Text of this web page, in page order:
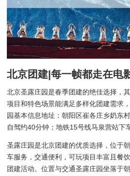
北京团建|每一帧都走在电
北京圣露庄园是春季团建的绝佳选择，
项目和特色场景能满足多样化团建需求
园基本信息地址：朝阳区崔各庄乡奶东
自驾约40分钟；地铁15号线马泉营站下
圣露庄园是北京团建的优质选择，位于
车服务，交通便利，可玩项目丰富且餐
团建活动。位置与交通圣露庄园坐落于